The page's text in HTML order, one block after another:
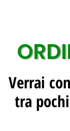
Verrai
tra